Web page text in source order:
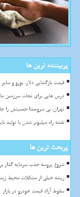
پربیننده ترین ها
قیمت بازگشایی دلار، یورو و سایر ارزها امروز ۱۳ خرداد
درس هایی برای نجات سرزمین
تهران، بی سروصدا جمعیتش را
نقشه راه میلیونر شدن با تولید
پربحث ترین ها
شروع پروسه جذب سرمایه گذار برای راه
ریشه خیلی از مشکلات محیط
سقوط آزاد قیمت خودرو در بازار